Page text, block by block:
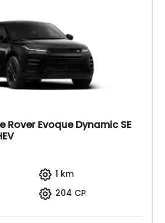
Rover Evoque Dynamic SE
1 km
204 CP